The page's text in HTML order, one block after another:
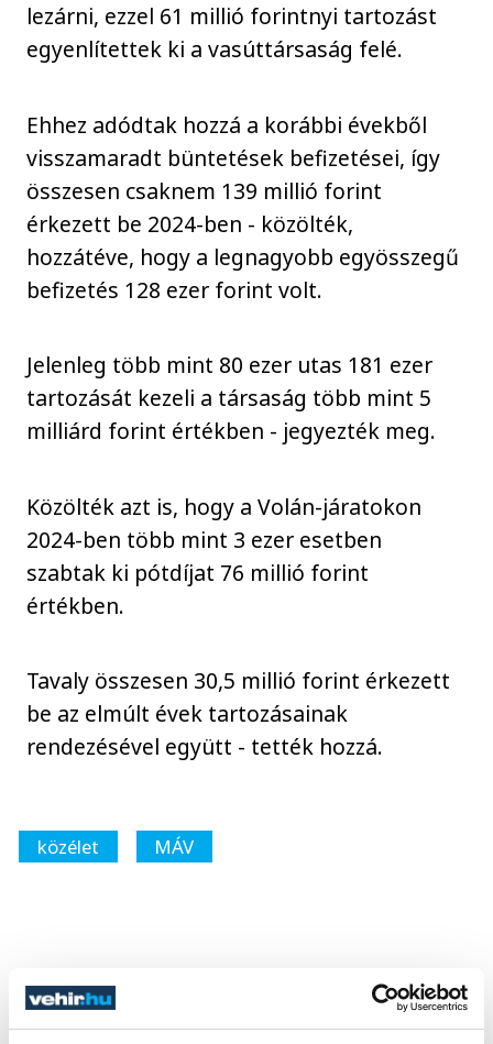
lezárni, ezzel 61 millió forintnyi tartozást
egyenlítettek ki a vasúttársaság felé.
Ehhez adódtak hozzá a korábbi évekből
visszamaradt büntetések befizetései, így
összesen csaknem 139 millió forint
érkezett be 2024-ben - közölték,
hozzátéve, hogy a legnagyobb egyösszegű
befizetés 128 ezer forint volt.
Jelenleg több mint 80 ezer utas 181 ezer
tartozását kezeli a társaság több mint 5
milliárd forint értékben - jegyezték meg.
Közölték azt is, hogy a Volán-járatokon
2024-ben több mint 3 ezer esetben
szabtak ki pótdíjat 76 millió forint
értékben.
Tavaly összesen 30,5 millió forint érkezett
be az elmúlt évek tartozásainak
rendezésével együtt - tették hozzá.
közélet MÁV
vehir.hu